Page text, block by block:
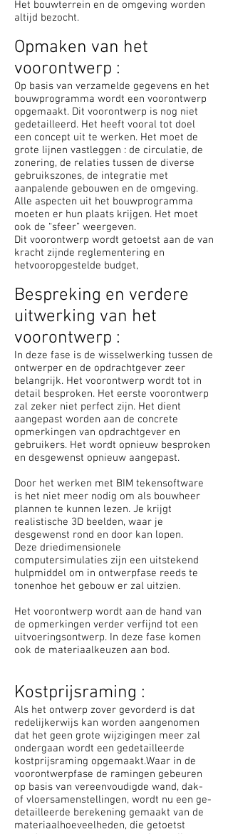
Het bouwterrein en de omgeving worden
altijd bezocht.
Opmaken van het
voorontwerp :
Op basis van verzamelde gegevens en het
bouwprogramma wordt een voorontwerp
opgemaakt. Dit voorontwerp is nog niet
gedetailleerd. Het heeft vooral tot doel
een concept uit te werken. Het moet de
grote lijnen vastleggen : de circulatie, de
zonering, de relaties tussen de diverse
gebruikszones, de integratie met
aanpalende gebouwen en de omgeving.
Alle aspecten uit het bouwprogramma
moeten er hun plaats krijgen. Het moet
ook de “sfeer” weergeven.
Dit voorontwerp wordt getoetst aan de van
kracht zijnde reglementering en
hetvooropgestelde budget,
Bespreking en verdere
uitwerking van het
voorontwerp :
In deze fase is de wisselwerking tussen de
ontwerper en de opdrachtgever zeer
belangrijk. Het voorontwerp wordt tot in
detail besproken. Het eerste voorontwerp
zal zeker niet perfect zijn. Het dient
aangepast worden aan de concrete
opmerkingen van opdrachtgever en
gebruikers. Het wordt opnieuw besproken
en desgewenst opnieuw aangepast.
Door het werken met BIM tekensoftware
is het niet meer nodig om als bouwheer
plannen te kunnen lezen. Je krijgt
realistische 3D beelden, waar je
desgewenst rond en door kan lopen.
Deze driedimensionele
computersimulaties zijn een uitstekend
hulpmiddel om in ontwerpfase reeds te
tonenhoe het gebouw er zal uitzien.
Het voor­ont­werp wordt aan de hand van
de opmerkingen verder verfijnd tot een
uitvoeringsontwerp. In deze fase komen
ook de materiaalkeuzen aan bod.
Kostprijsraming :
Als het ontwerp zover gevorderd is dat
redelijkerwijs kan worden aangenomen
dat het geen grote wijzigingen meer zal
ondergaan wordt een gedetailleerde
kostprijsraming op­ge­maakt.Waar in de
voorontwerpfase de ramingen gebeuren
op basis van vereenvoudigde wand, dak-
of vloersamenstellingen, wordt nu een ge­
detailleerde berekening gemaakt van de
materiaalhoeveelheden, die getoetst